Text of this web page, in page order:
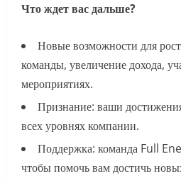
Что ждет вас дальше?
Новые возможности для
команды, увеличение дохода,
мероприятиях.
Признание: ваши
всех уровнях компании.
Поддержка: команда Full
чтобы помочь вам достичь